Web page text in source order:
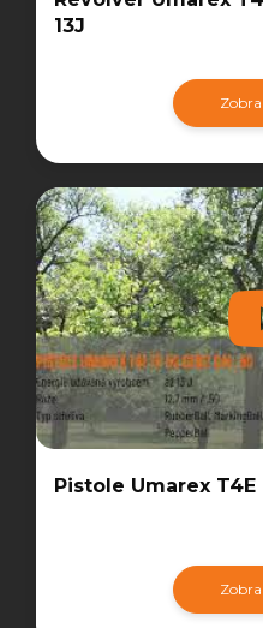
13J
Pistole Umarex T4E